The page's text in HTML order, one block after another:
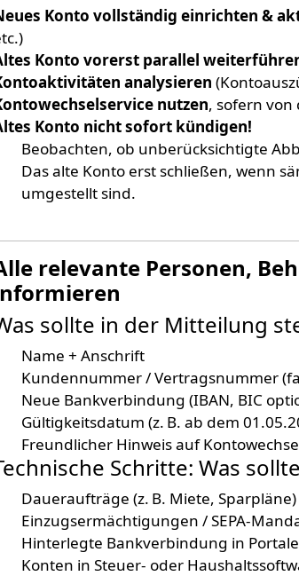
Konto vollständig einrichten &
Konto vorerst parallel
analysieren
nutzen, sofern
Konto nicht sofort kündigen!
Beobachten, ob unberücksichtigte
Das alte Konto erst schließen, wenn
umgestellt sind.
relevante Personen,
sollte in der Mitteilung
Name + Anschrift
Kundennummer / Vertragsnummer
Neue Bankverbindung (IBAN, BIC
Gültigkeitsdatum (z. B. ab dem
Freundlicher Hinweis auf
Schritte: Was
Daueraufträge (z. B. Miete, Sparpläne)
Einzugsermächtigungen / SEPA-
Hinterlegte Bankverbindung in
Konten in Steuer- oder